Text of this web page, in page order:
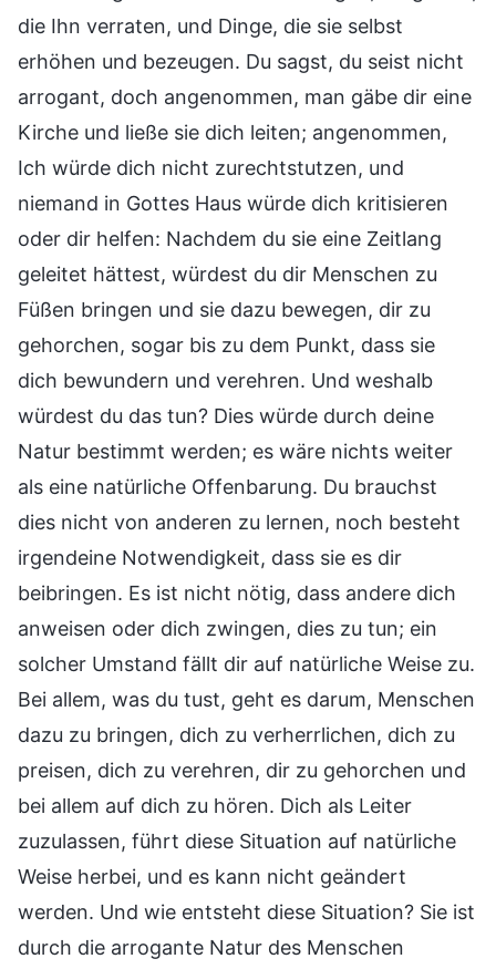
die Ihn verraten, und Dinge, die sie selbst
erhöhen und bezeugen. Du sagst, du seist nicht
arrogant, doch angenommen, man gäbe dir eine
Kirche und ließe sie dich leiten; angenommen,
Ich würde dich nicht zurechtstutzen, und
niemand in Gottes Haus würde dich kritisieren
oder dir helfen: Nachdem du sie eine Zeitlang
geleitet hättest, würdest du dir Menschen zu
Füßen bringen und sie dazu bewegen, dir zu
gehorchen, sogar bis zu dem Punkt, dass sie
dich bewundern und verehren. Und weshalb
würdest du das tun? Dies würde durch deine
Natur bestimmt werden; es wäre nichts weiter
als eine natürliche Offenbarung. Du brauchst
dies nicht von anderen zu lernen, noch besteht
irgendeine Notwendigkeit, dass sie es dir
beibringen. Es ist nicht nötig, dass andere dich
anweisen oder dich zwingen, dies zu tun; ein
solcher Umstand fällt dir auf natürliche Weise zu.
Bei allem, was du tust, geht es darum, Menschen
dazu zu bringen, dich zu verherrlichen, dich zu
preisen, dich zu verehren, dir zu gehorchen und
bei allem auf dich zu hören. Dich als Leiter
zuzulassen, führt diese Situation auf natürliche
Weise herbei, und es kann nicht geändert
werden. Und wie entsteht diese Situation? Sie ist
durch die arrogante Natur des Menschen